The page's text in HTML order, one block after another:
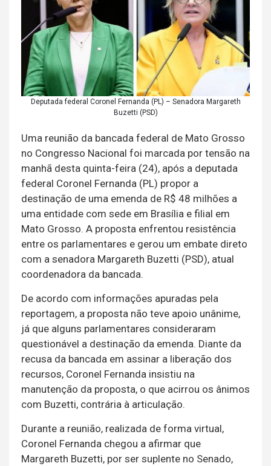
Deputada federal Coronel Fernanda (PL) – Senadora Margareth
Buzetti (PSD)
Uma reunião da bancada federal de Mato Grosso
no Congresso Nacional foi marcada por tensão na
manhã desta quinta-feira (24), após a deputada
federal Coronel Fernanda (PL) propor a
destinação de uma emenda de R$ 48 milhões a
uma entidade com sede em Brasília e filial em
Mato Grosso. A proposta enfrentou resistência
entre os parlamentares e gerou um embate direto
com a senadora Margareth Buzetti (PSD), atual
coordenadora da bancada.
De acordo com informações apuradas pela
reportagem, a proposta não teve apoio unânime,
já que alguns parlamentares consideraram
questionável a destinação da emenda. Diante da
recusa da bancada em assinar a liberação dos
recursos, Coronel Fernanda insistiu na
manutenção da proposta, o que acirrou os ânimos
com Buzetti, contrária à articulação.
Durante a reunião, realizada de forma virtual,
Coronel Fernanda chegou a afirmar que
Margareth Buzetti, por ser suplente no Senado,